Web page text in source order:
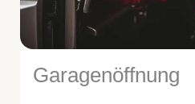
Garagenöffnung